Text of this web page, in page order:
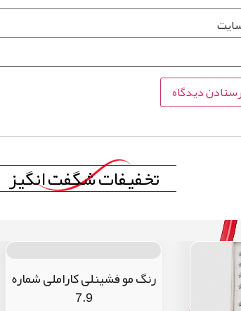
تخفیفات شگفت انگیز
رنگ مو فشینلی کاراملی شماره
7.9